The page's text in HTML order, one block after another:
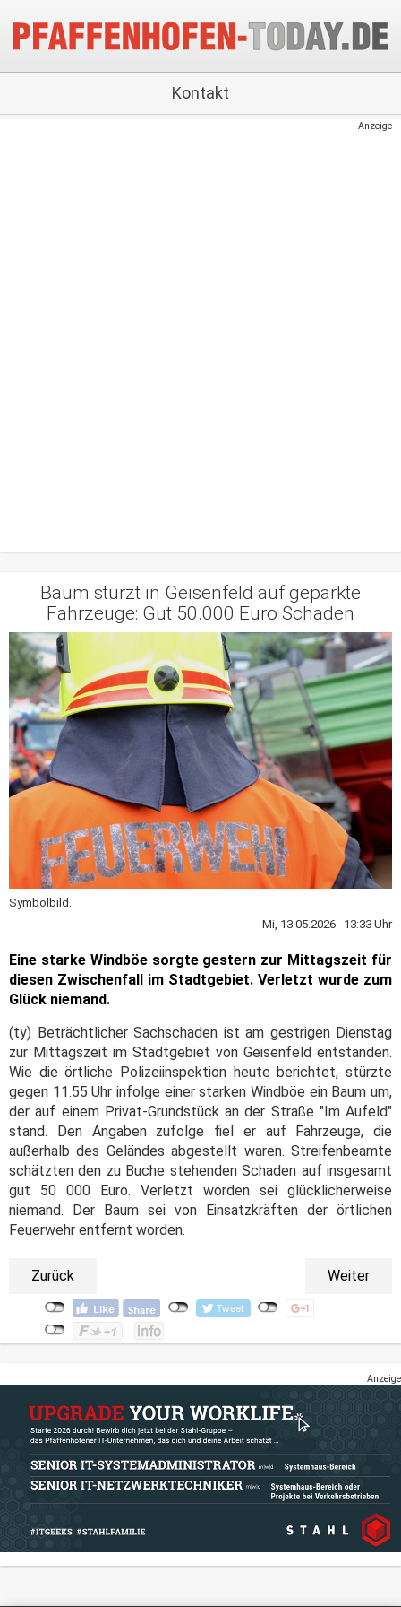
Kontakt
Anzeige
Baum stürzt in Geisenfeld auf geparkte
Fahrzeuge: Gut 50.000 Euro Schaden
Symbolbild.
Mi, 13.05.2026 13:33 Uhr
Eine starke Windböe sorgte gestern zur Mittagszeit für
diesen Zwischenfall im Stadtgebiet. Verletzt wurde zum
Glück niemand.
(ty) Beträchtlicher Sachschaden ist am gestrigen Dienstag
zur Mittagszeit im Stadtgebiet von Geisenfeld entstanden.
Wie die örtliche Polizeiinspektion heute berichtet, stürzte
gegen 11.55 Uhr infolge einer starken Windböe ein Baum um,
der auf einem Privat-Grundstück an der Straße "Im Aufeld"
stand. Den Angaben zufolge fiel er auf Fahrzeuge, die
außerhalb des Geländes abgestellt waren. Streifenbeamte
schätzten den zu Buche stehenden Schaden auf insgesamt
gut 50 000 Euro. Verletzt worden sei glücklicherweise
niemand. Der Baum sei von Einsatzkräften der örtlichen
Feuerwehr entfernt worden.
Zurück Weiter
Anzeige